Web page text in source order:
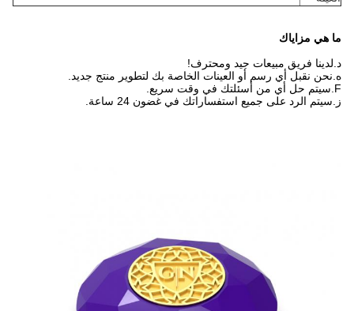
ما هي مزاياك
د.لدينا فريق مبيعات جيد ومحترف!
ه.نحن نقبل أي رسم أو العينات الخاصة بك لتطوير منتج جديد.
F.سيتم حل أي من أسئلتك في وقت سريع.
ز.سيتم الرد على جميع استفساراتك في غضون 24 ساعة.